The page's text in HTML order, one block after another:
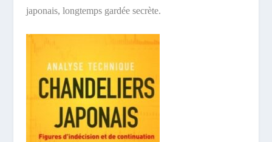
japonais, longtemps gardée secrète.